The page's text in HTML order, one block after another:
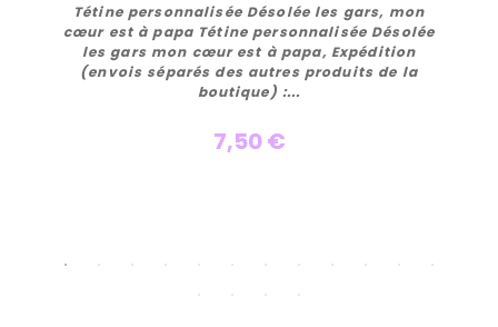
Personnaliser
Tétine personnalisée Désolée les gars, mon
cœur est à papa Tétine personnalisée Désolée
les gars mon cœur est à papa, Expédition
(envois séparés des autres produits de la
boutique) :...
7,50 €